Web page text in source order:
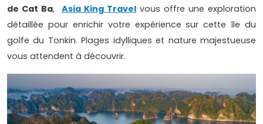
de Cat Ba, Asia King Travel vous offre une exploration
détaillée pour enrichir votre expérience sur cette île du
golfe du Tonkin. Plages idylliques et nature majestueuse
vous attendent à découvrir.